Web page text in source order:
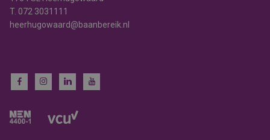
T. 072 3031111
heerhugowaard@baanbereik.nl